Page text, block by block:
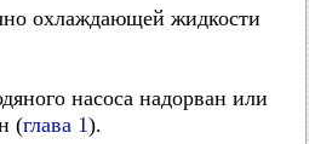
охлаждающей жидкости
насоса надорван или
(глава 1).